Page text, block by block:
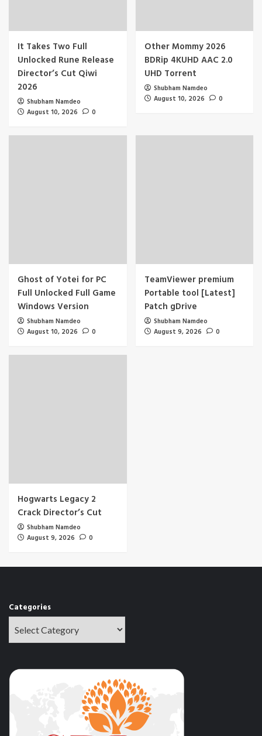
It Takes Two Full
Unlocked Rune Release
Director’s Cut Qiwi
2026
Shubham Namdeo
August 10, 2026
0
Other Mommy 2026
BDRip 4KUHD AAC 2.0
UHD Torrent
Shubham Namdeo
August 10, 2026
0
Ghost of Yotei for PC
Full Unlocked Full Game
Windows Version
Shubham Namdeo
August 10, 2026
0
TeamViewer premium
Portable tool [Latest]
Patch gDrive
Shubham Namdeo
August 9, 2026
0
Hogwarts Legacy 2
Crack Director’s Cut
Shubham Namdeo
August 9, 2026
0
Categories